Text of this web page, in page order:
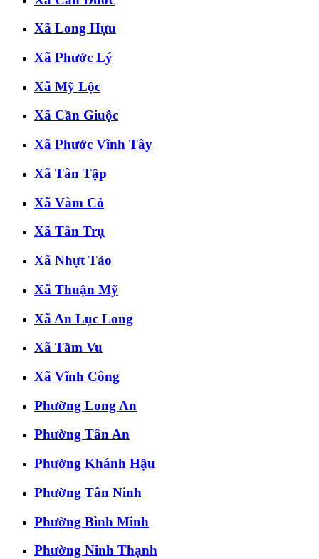
Xã Long Hựu
Xã Phước Lý
Xã Mỹ Lộc
Xã Cần Giuộc
Xã Phước Vĩnh Tây
Xã Tân Tập
Xã Vàm Cỏ
Xã Tân Trụ
Xã Nhựt Tảo
Xã Thuận Mỹ
Xã An Lục Long
Xã Tầm Vu
Xã Vĩnh Công
Phường Long An
Phường Tân An
Phường Khánh Hậu
Phường Tân Ninh
Phường Bình Minh
Phường Ninh Thạnh